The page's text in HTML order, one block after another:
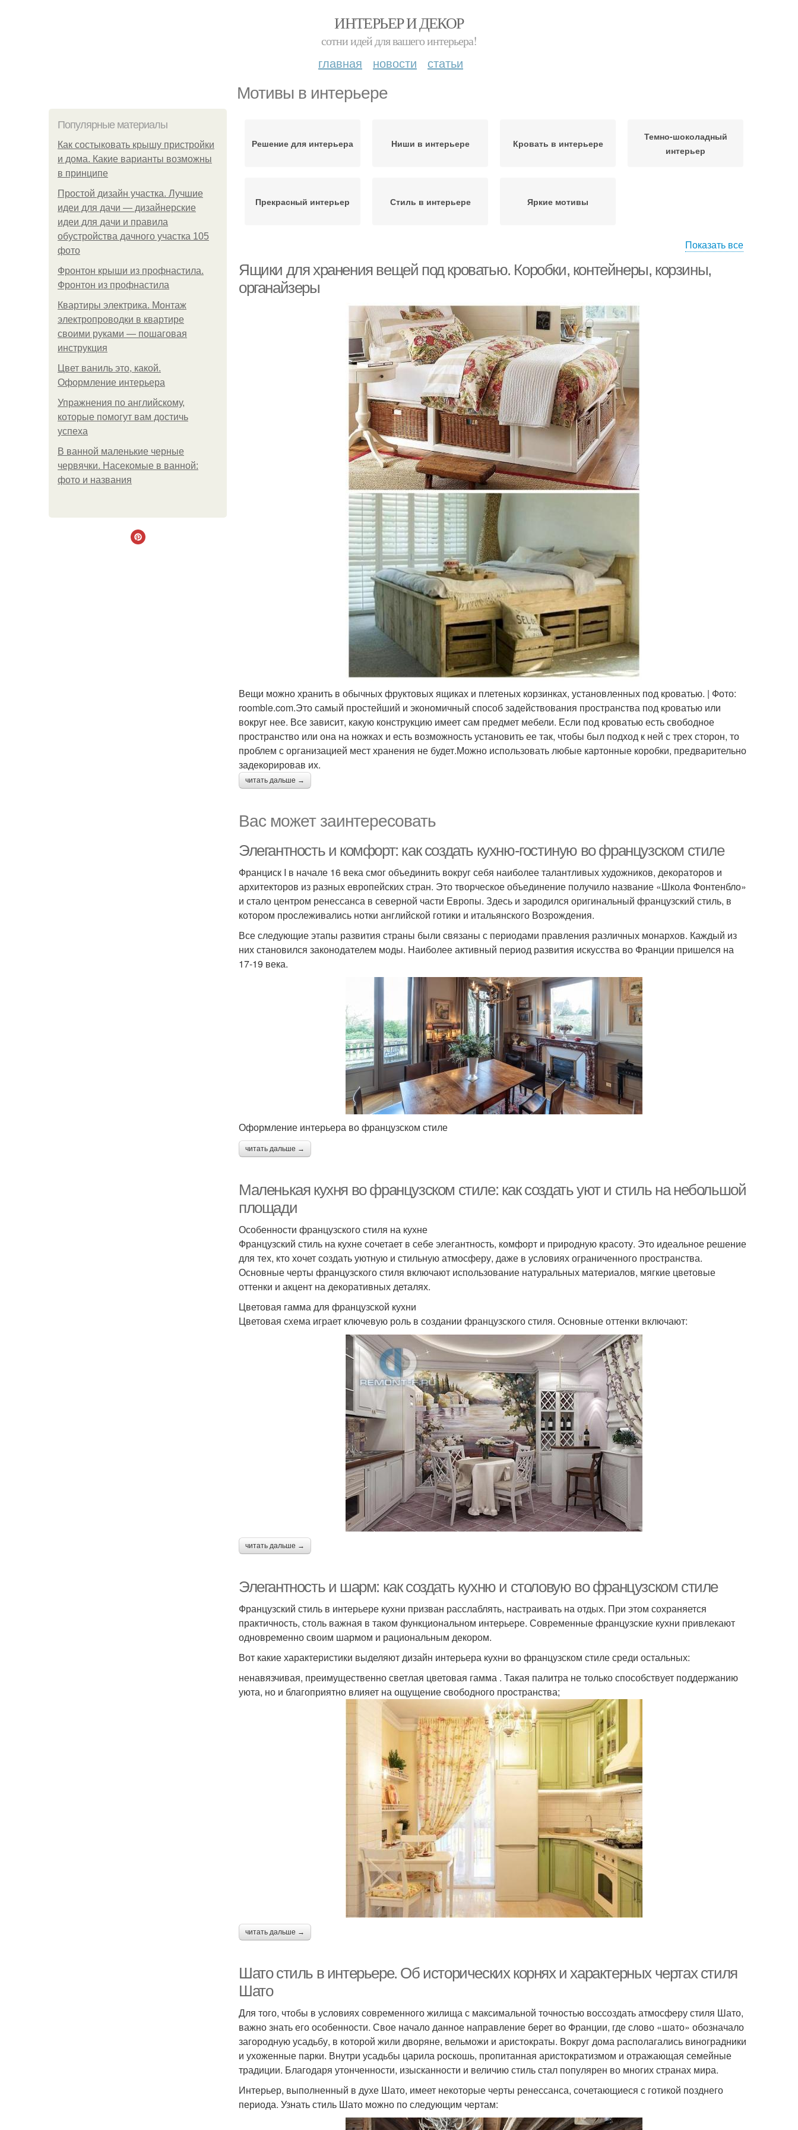
ИНТЕРЬЕР И ДЕКОР
сотни идей для вашего интерьера!
главная новости статьи
Мотивы в интерьере
Популярные материалы
Как состыковать крышу пристройки
и дома. Какие варианты возможны
в принципе
Простой дизайн участка. Лучшие
идеи для дачи — дизайнерские
идеи для дачи и правила
обустройства дачного участка 105
фото
Фронтон крыши из профнастила.
Фронтон из профнастила
Квартиры электрика. Монтаж
электропроводки в квартире
своими руками — пошаговая
инструкция
Цвет ваниль это, какой.
Оформление интерьера
Упражнения по английскому,
которые помогут вам достичь
успеха
В ванной маленькие черные
червячки. Насекомые в ванной:
фото и названия
Решение для интерьера Ниши в интерьере Кровать в интерьере
Темно-шоколадный
интерьер
Прекрасный интерьер Стиль в интерьере Яркие мотивы
Показать все
Ящики для хранения вещей под кроватью. Коробки, контейнеры, корзины,
органайзеры
Вещи можно хранить в обычных фруктовых ящиках и плетеных корзинках, установленных под кроватью. | Фото:
roomble.com.Это самый простейший и экономичный способ задействования пространства под кроватью или
вокруг нее. Все зависит, какую конструкцию имеет сам предмет мебели. Если под кроватью есть свободное
пространство или она на ножках и есть возможность установить ее так, чтобы был подход к ней с трех сторон, то
проблем с организацией мест хранения не будет.Можно использовать любые картонные коробки, предварительно
задекорировав их.
читать дальше →
Вас может заинтересовать
Элегантность и комфорт: как создать кухню-гостиную во французском стиле
Франциск I в начале 16 века смог объединить вокруг себя наиболее талантливых художников, декораторов и
архитекторов из разных европейских стран. Это творческое объединение получило название «Школа Фонтенбло»
и стало центром ренессанса в северной части Европы. Здесь и зародился оригинальный французский стиль, в
котором прослеживались нотки английской готики и итальянского Возрождения.
Все следующие этапы развития страны были связаны с периодами правления различных монархов. Каждый из
них становился законодателем моды. Наиболее активный период развития искусства во Франции пришелся на
17-19 века.
Оформление интерьера во французском стиле
читать дальше →
Маленькая кухня во французском стиле: как создать уют и стиль на небольшой
площади
Особенности французского стиля на кухне
Французский стиль на кухне сочетает в себе элегантность, комфорт и природную красоту. Это идеальное решение
для тех, кто хочет создать уютную и стильную атмосферу, даже в условиях ограниченного пространства.
Основные черты французского стиля включают использование натуральных материалов, мягкие цветовые
оттенки и акцент на декоративных деталях.
Цветовая гамма для французской кухни
Цветовая схема играет ключевую роль в создании французского стиля. Основные оттенки включают:
читать дальше →
Элегантность и шарм: как создать кухню и столовую во французском стиле
Французский стиль в интерьере кухни призван расслаблять, настраивать на отдых. При этом сохраняется
практичность, столь важная в таком функциональном интерьере. Современные французские кухни привлекают
одновременно своим шармом и рациональным декором.
Вот какие характеристики выделяют дизайн интерьера кухни во французском стиле среди остальных:
ненавязчивая, преимущественно светлая цветовая гамма . Такая палитра не только способствует поддержанию
уюта, но и благоприятно влияет на ощущение свободного пространства;
читать дальше →
Шато стиль в интерьере. Об исторических корнях и характерных чертах стиля
Шато
Для того, чтобы в условиях современного жилища с максимальной точностью воссоздать атмосферу стиля Шато,
важно знать его особенности. Свое начало данное направление берет во Франции, где слово «шато» обозначало
загородную усадьбу, в которой жили дворяне, вельможи и аристократы. Вокруг дома располагались виноградники
и ухоженные парки. Внутри усадьбы царила роскошь, пропитанная аристократизмом и отражающая семейные
традиции. Благодаря утонченности, изысканности и величию стиль стал популярен во многих странах мира.
Интерьер, выполненный в духе Шато, имеет некоторые черты ренессанса, сочетающиеся с готикой позднего
периода. Узнать стиль Шато можно по следующим чертам: